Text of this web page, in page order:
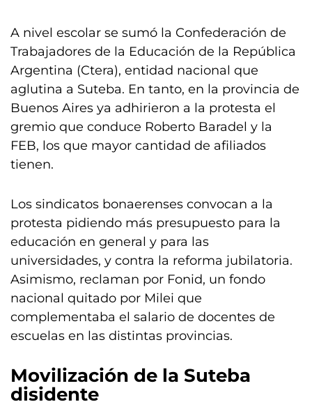
A nivel escolar se sumó la Confederación de
Trabajadores de la Educación de la República
Argentina (Ctera), entidad nacional que
aglutina a Suteba. En tanto, en la provincia de
Buenos Aires ya adhirieron a la protesta el
gremio que conduce Roberto Baradel y la
FEB, los que mayor cantidad de afiliados
tienen.
Los sindicatos bonaerenses convocan a la
protesta pidiendo más presupuesto para la
educación en general y para las
universidades, y contra la reforma jubilatoria.
Asimismo, reclaman por Fonid, un fondo
nacional quitado por Milei que
complementaba el salario de docentes de
escuelas en las distintas provincias.
Movilización de la Suteba
disidente